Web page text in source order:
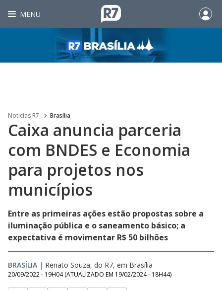
MENU
Noticias R7 Brasília
Caixa anuncia parceria
com BNDES e Economia
para projetos nos
municípios
Entre as primeiras ações estão propostas sobre a
iluminação pública e o saneamento básico; a
expectativa é movimentar R$ 50 bilhões
BRASÍLIA | Renato Souza, do R7, em Brasília
20/09/2022 - 19H04 (ATUALIZADO EM 19/02/2024 - 18H44)